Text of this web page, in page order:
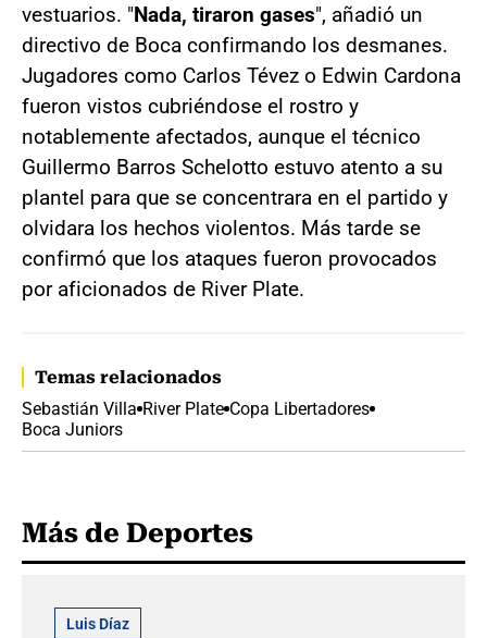
vestuarios. "Nada, tiraron gases", añadió un
directivo de Boca confirmando los desmanes.
Jugadores como Carlos Tévez o Edwin Cardona
fueron vistos cubriéndose el rostro y
notablemente afectados, aunque el técnico
Guillermo Barros Schelotto estuvo atento a su
plantel para que se concentrara en el partido y
olvidara los hechos violentos. Más tarde se
confirmó que los ataques fueron provocados
por aficionados de River Plate.
Temas relacionados
Sebastián Villa River Plate Copa Libertadores
Boca Juniors
Más de Deportes
Luis Díaz